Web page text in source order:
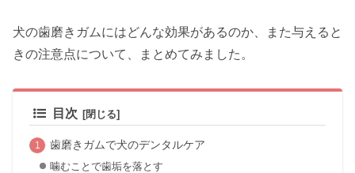
犬の歯磨きガムにはどんな効果があるのか、また与えると
きの注意点について、まとめてみました。
目次
歯磨きガムで犬のデンタルケア
噛むことで歯垢を落とす